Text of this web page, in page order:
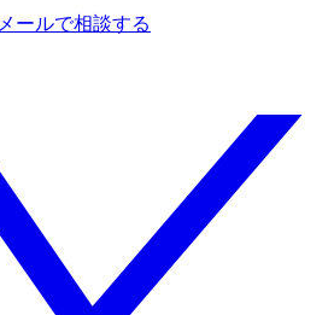
メールで相談する